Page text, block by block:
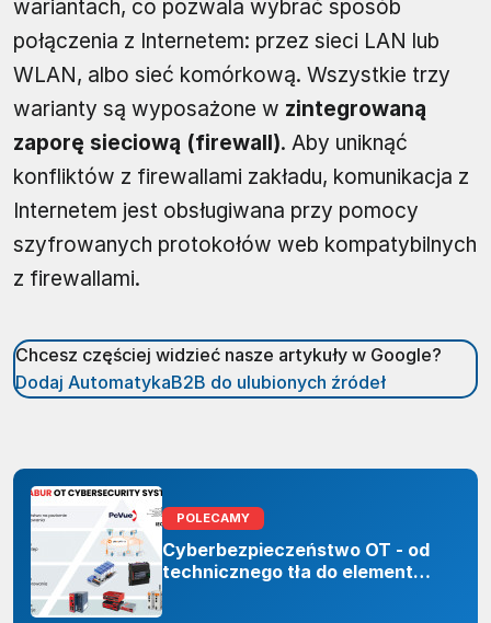
wariantach, co pozwala wybrać sposób
połączenia z Internetem: przez sieci LAN lub
WLAN, albo sieć komórkową. Wszystkie trzy
warianty są wyposażone w zintegrowaną
zaporę sieciową (firewall). Aby uniknąć
konfliktów z firewallami zakładu, komunikacja z
Internetem jest obsługiwana przy pomocy
szyfrowanych protokołów web kompatybilnych
z firewallami.
Chcesz częściej widzieć nasze artykuły w Google?
Dodaj AutomatykaB2B do ulubionych źródeł
POLECAMY
Cyberbezpieczeństwo OT - od
technicznego tła do elementu